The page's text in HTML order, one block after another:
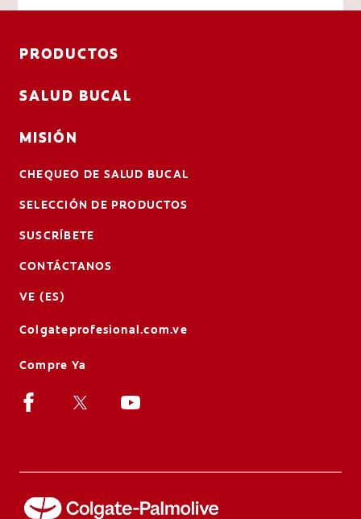
PRODUCTOS
SALUD BUCAL
MISIÓN
CHEQUEO DE SALUD BUCAL
SELECCIÓN DE PRODUCTOS
SUSCRÍBETE
CONTÁCTANOS
VE (ES)
Colgateprofesional.com.ve
Compre Ya